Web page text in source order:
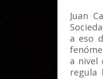
Juan
a eso
a nivel
regula